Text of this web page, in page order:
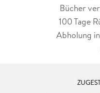
Bücher
100 Tage
Abholung